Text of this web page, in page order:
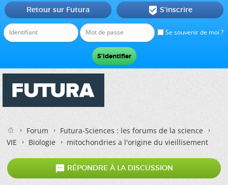
Se souvenir de moi ?
Retour sur Futura  S'inscrire
Forum
Futura-Sciences : les forums de la science
VIE
Biologie mitochondries a l'origine du vieillisement
 RÉPONDRE À LA DISCUSSION